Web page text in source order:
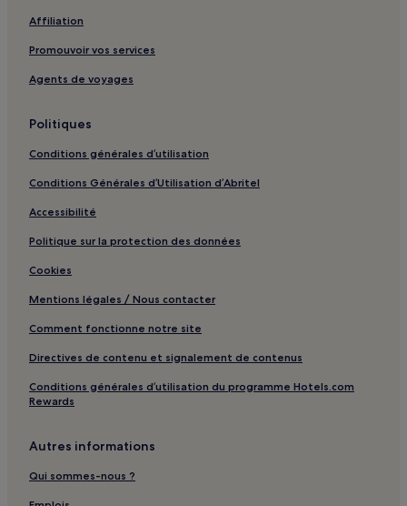
Scottsdale : hôtels 2 étoiles
Scottsdale : hôtels Hôtels d’affaires
Paradise Valley : hôtels Hôtels LGBTQIA+ friendly
Paradise Valley : hôtels Hôtels avec spa
Glendale : hôtels Hôtels avec parking
Glendale : hôtels Hôtels avec petit-déjeuner gratuit
Glendale : Appartement à louer
Glendale : hôtels Hôtels familiaux
Arizona Science Center : hôtels à proximité
Quartier de Mill Avenue : Hôtels avec petit-déjeuner
Affiliation
Promouvoir vos services
Agents de voyages
Politiques
Conditions générales d’utilisation
Conditions Générales d’Utilisation d’Abritel
Accessibilité
Politique sur la protection des données
Cookies
Mentions légales / Nous contacter
Comment fonctionne notre site
Directives de contenu et signalement de contenus
Conditions générales d’utilisation du programme Hotels.com
Rewards
Autres informations
Qui sommes-nous ?